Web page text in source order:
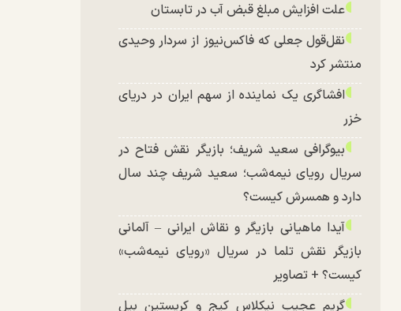
علت افزایش مبلغ قبض آب در تابستان
نقل‌قول جعلی که فاکس‌نیوز از سردار وحیدی
منتشر کرد
افشاگری یک نماینده از سهم ایران در دریای
خزر
بیوگرافی سعید شریف؛ بازیگر نقش فتاح در
سریال رویای نیمه‌شب؛ سعید شریف چند سال
دارد و همسرش کیست؟
آیدا ماهیانی بازیگر و نقاش ایرانی – آلمانی
بازیگر نقش تلما در سریال «رویای نیمه‌شب»
کیست؟ + تصاویر
گریم عجیب نیکلاس کیج و کریستین بیل